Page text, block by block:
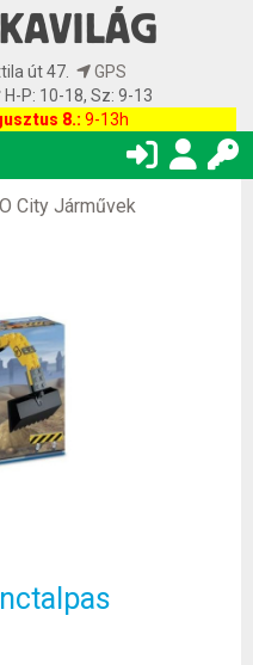
út 47.
GPS
H-P: 10-18, Sz: 9-13
8.: 9-13h
City Járművek